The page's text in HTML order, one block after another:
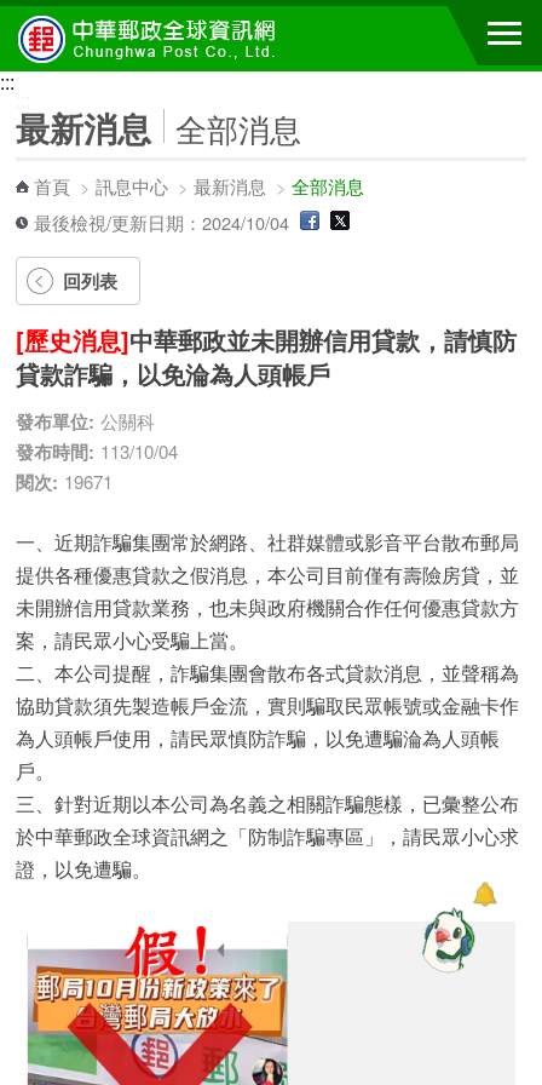
跳到主要內容區塊
:::
最新消息 全部消息
首頁 >訊息中心 >最新消息 >全部消息
最後檢視/更新日期：2024/10/04
回列表
[歷史消息]中華郵政並未開辦信用貸款，請慎防
貸款詐騙，以免淪為人頭帳戶
發布單位: 公關科
發布時間: 113/10/04
閱次: 19671
一、近期詐騙集團常於網路、社群媒體或影音平台散布郵局
提供各種優惠貸款之假消息，本公司目前僅有壽險房貸，並
未開辦信用貸款業務，也未與政府機關合作任何優惠貸款方
案，請民眾小心受騙上當。
二、本公司提醒，詐騙集團會散布各式貸款消息，並聲稱為
協助貸款須先製造帳戶金流，實則騙取民眾帳號或金融卡作
為人頭帳戶使用，請民眾慎防詐騙，以免遭騙淪為人頭帳
戶。
三、針對近期以本公司為名義之相關詐騙態樣，已彙整公布
於中華郵政全球資訊網之「防制詐騙專區」，請民眾小心求
證，以免遭騙。